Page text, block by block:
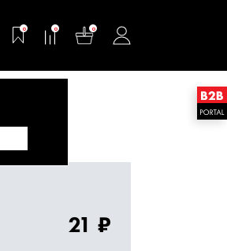
0 0 0
21 ₽